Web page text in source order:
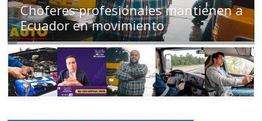
Choferes profesionales mantienen a
Ecuador en movimiento